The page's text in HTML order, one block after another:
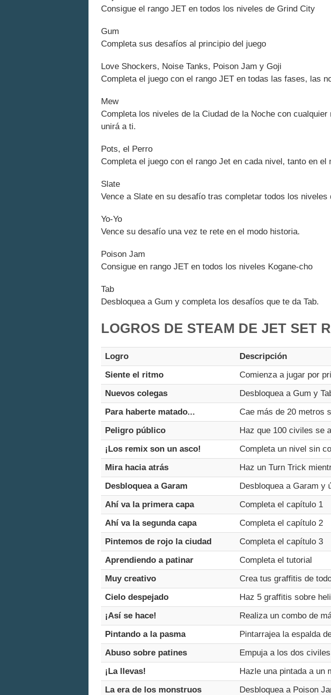
Consigue el rango JET en todos los niveles de Grind City
Gum
Completa sus desafíos al principio del juego
Love Shockers, Noise Tanks, Poison Jam y Goji
Completa el juego con el rango JET en todas las fases, las
Mew
Completa los niveles de la Ciudad de la Noche con
unirá a ti.
Pots, el Perro
Completa el juego con el rango Jet en cada nivel, tanto en
Slate
Vence a Slate en su desafío tras completar todos los niveles
Yo-Yo
Vence su desafío una vez te rete en el modo historia.
Poison Jam
Consigue en rango JET en todos los niveles Kogane-cho
Tab
Desbloquea a Gum y completa los desafíos que te da Tab.
LOGROS DE STEAM DE JET SET
Logro
Descripción
Siente el ritmo
Comienza a jugar por
Nuevos colegas
Desbloquea a Gum y
Para haberte matado...
Cae más de 20 metros
Peligro público
Haz que 100 civiles se
¡Los remix son un asco!
Completa un nivel sin
Mira hacia atrás
Haz un Turn Trick
Desbloquea a Garam
Desbloquea a Garam y
Ahí va la primera capa
Completa el capítulo 1
Ahí va la segunda capa
Completa el capítulo 2
Pintemos de rojo la ciudad
Completa el capítulo 3
Aprendiendo a patinar
Completa el tutorial
Muy creativo
Crea tus graffitis de
Cielo despejado
Haz 5 graffitis sobre
¡Así se hace!
Realiza un combo de
Pintando a la pasma
Pintarrajea la espalda
Abuso sobre patines
Empuja a los dos
¡La llevas!
Hazle una pintada a un
La era de los monstruos
Desbloquea a Poison